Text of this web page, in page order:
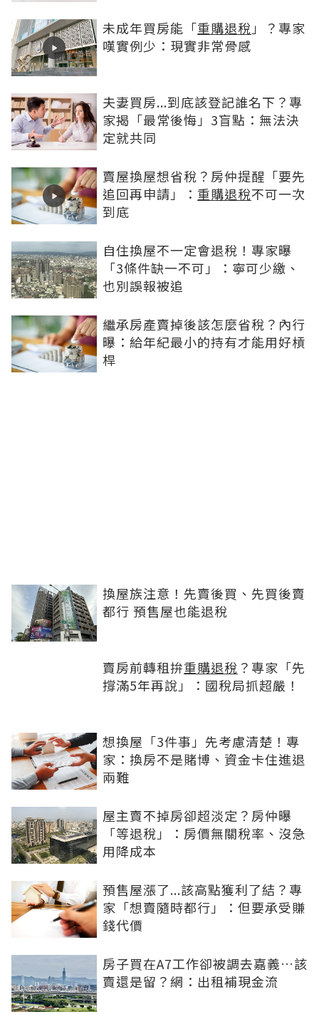
未成年買房能「重購退稅 」？專家
嘆實例少：現實非常骨感
夫妻買房...到底該登記誰名下？專
家揭「最常後悔」3盲點：無法決
定就共同
賣屋換屋想省稅？房仲提醒「要先
追回再申請」： 重購退稅不可一次
到底
自住換屋不一定會退稅！專家曝
「3條件缺一不可」：寧可少繳、
也別誤報被追
繼承房產賣掉後該怎麼省稅？內行
曝：給年紀最小的持有才能用好槓
桿
換屋族注意！先賣後買、先買後賣
都行 預售屋也能退稅
賣房前轉租拚重購退稅 ？專家「先
撐滿5年再說」：國稅局抓超嚴！
想換屋「3件事」先考慮清楚！專
家：換房不是賭博、資金卡住進退
兩難
屋主賣不掉房卻超淡定？房仲曝
「等退稅」：房價無關稅率、沒急
用降成本
預售屋漲了...該高點獲利了結？專
家「想賣隨時都行」：但要承受賺
錢代價
房子買在A7工作卻被調去嘉義…該
賣還是留？網：出租補現金流